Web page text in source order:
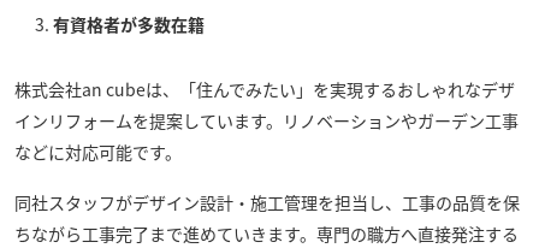
有資格者が多数在籍
株式会社an cubeは、「住んでみたい」を実現するおしゃれなデザ
インリフォームを提案しています。リノベーションやガーデン工事
などに対応可能です。
同社スタッフがデザイン設計・施工管理を担当し、工事の品質を保
ちながら工事完了まで進めていきます。専門の職方へ直接発注する